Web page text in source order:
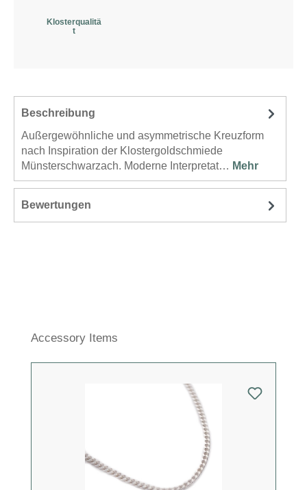
Klosterqualitä
t
Beschreibung
Außergewöhnliche und asymmetrische Kreuzform
nach Inspiration der Klostergoldschmiede
Münsterschwarzach. Moderne Interpretat… Mehr
Bewertungen
Produktgalerie überspringen
Accessory Items